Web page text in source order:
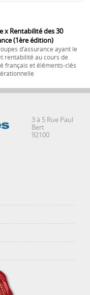
x Rentabilité des 30
(1ère édition)
d’assurance ayant le
rentabilité au cours de
français et éléments-clés
3 à 5 Rue Paul
Bert
92100